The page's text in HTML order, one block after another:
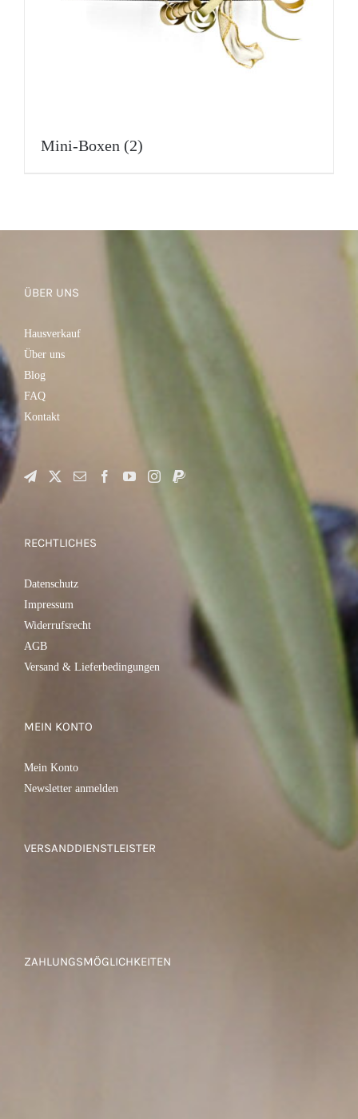
Mini-Boxen (2)
ÜBER UNS
Hausverkauf
Über uns
Blog
FAQ
Kontakt
RECHTLICHES
Datenschutz
Impressum
Widerrufsrecht
AGB
Versand & Lieferbedingungen
MEIN KONTO
Mein Konto
Newsletter anmelden
VERSANDDIENSTLEISTER
ZAHLUNGSMÖGLICHKEITEN